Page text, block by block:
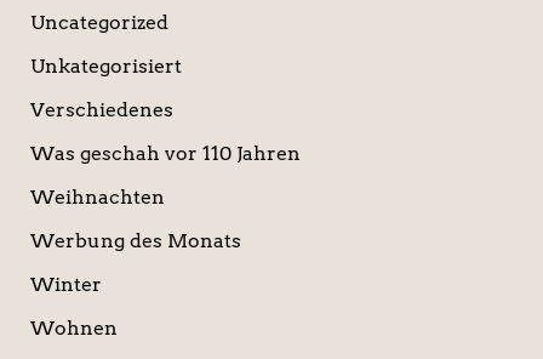
Uncategorized
Unkategorisiert
Verschiedenes
Was geschah vor 110 Jahren
Weihnachten
Werbung des Monats
Winter
Wohnen